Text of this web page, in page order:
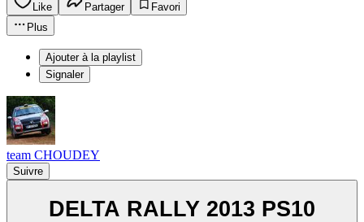
Like Partager
Favori
Plus
Ajouter à la playlist
Signaler
team CHOUDEY
Suivre
DELTA RALLY 2013 PS10